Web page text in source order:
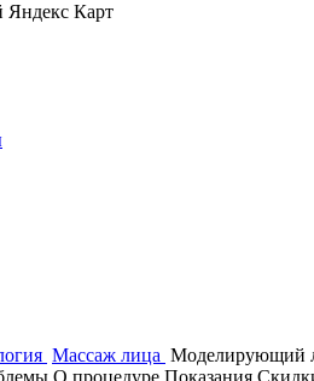
Яндекс Карт
Массаж лица Моделирующий
О процедуре Показания